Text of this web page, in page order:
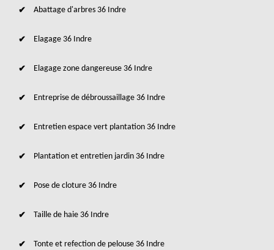
Abattage d'arbres 36 Indre
Elagage 36 Indre
Elagage zone dangereuse 36 Indre
Entreprise de débroussaillage 36 Indre
Entretien espace vert plantation 36 Indre
Plantation et entretien jardin 36 Indre
Pose de cloture 36 Indre
Taille de haie 36 Indre
Tonte et refection de pelouse 36 Indre